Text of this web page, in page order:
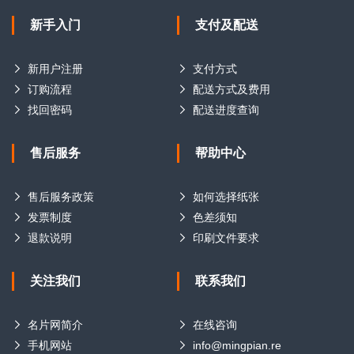
新手入门
新用户注册
订购流程
找回密码
支付及配送
支付方式
配送方式及费用
配送进度查询
售后服务
售后服务政策
发票制度
退款说明
帮助中心
如何选择纸张
色差须知
印刷文件要求
关注我们
名片网简介
手机网站
联系我们
在线咨询
info@mingpian.re